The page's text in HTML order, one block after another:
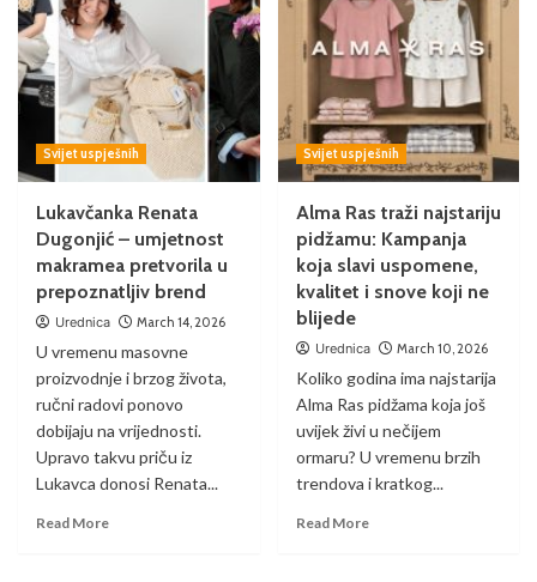
Svijet uspješnih
Lukavčanka Renata
Dugonjić – umjetnost
makramea pretvorila u
prepoznatljiv brend
Urednica March 14, 2026
U vremenu masovne
proizvodnje i brzog života,
ručni radovi ponovo
dobijaju na vrijednosti.
Upravo takvu priču iz
Lukavca donosi Renata...
Read More
Svijet uspješnih
Alma Ras traži najstariju
pidžamu: Kampanja
koja slavi uspomene,
kvalitet i snove koji ne
blijede
Urednica March 10, 2026
Koliko godina ima najstarija
Alma Ras pidžama koja još
uvijek živi u nečijem
ormaru? U vremenu brzih
trendova i kratkog...
Read More